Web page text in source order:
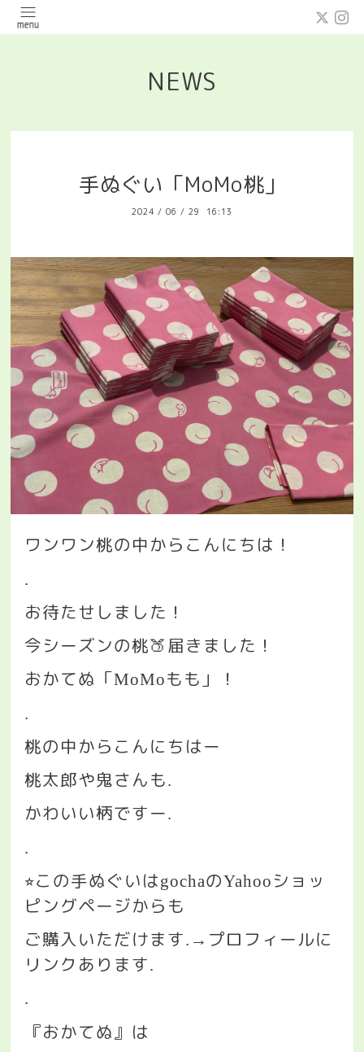
NEWS
手ぬぐい「MoMo桃」
2024 / 06 / 29 16:13
ワンワン桃の中からこんにちは！
.
お待たせしました！
今シーズンの桃🍑届きました！
おかてぬ「MoMoもも」！
.
桃の中からこんにちはー
桃太郎や鬼さんも.
かわいい柄ですー.
.
⭐︎この手ぬぐいはgochaのYahoo ショッ
ピングページからも
ご購入いただけます.→ プロフィールに
リンクあります.
.
『おかてぬ』は